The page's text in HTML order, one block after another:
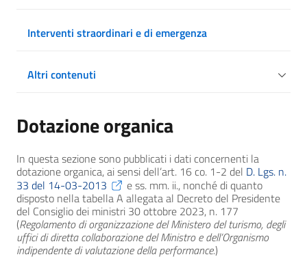
Interventi straordinari e di emergenza
Altri contenuti
Dotazione organica
In questa sezione sono pubblicati i dati concernenti la
dotazione organica, ai sensi dell’art. 16 co. 1-2 del D. Lgs. n.
33 del 14-03-2013
e ss. mm. ii., nonché di quanto
disposto nella tabella A allegata al Decreto del Presidente
del Consiglio dei ministri 30 ottobre 2023, n. 177
(Regolamento di organizzazione del Ministero del turismo, degli
uffici di diretta collaborazione del Ministro e dell’Organismo
indipendente di valutazione della performance.)